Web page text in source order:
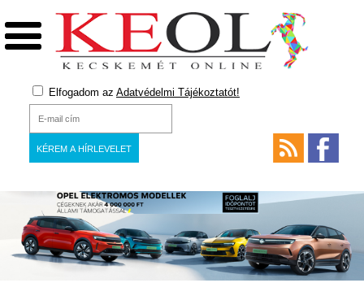
Elfogadom az Adatvédelmi Tájékoztatót!